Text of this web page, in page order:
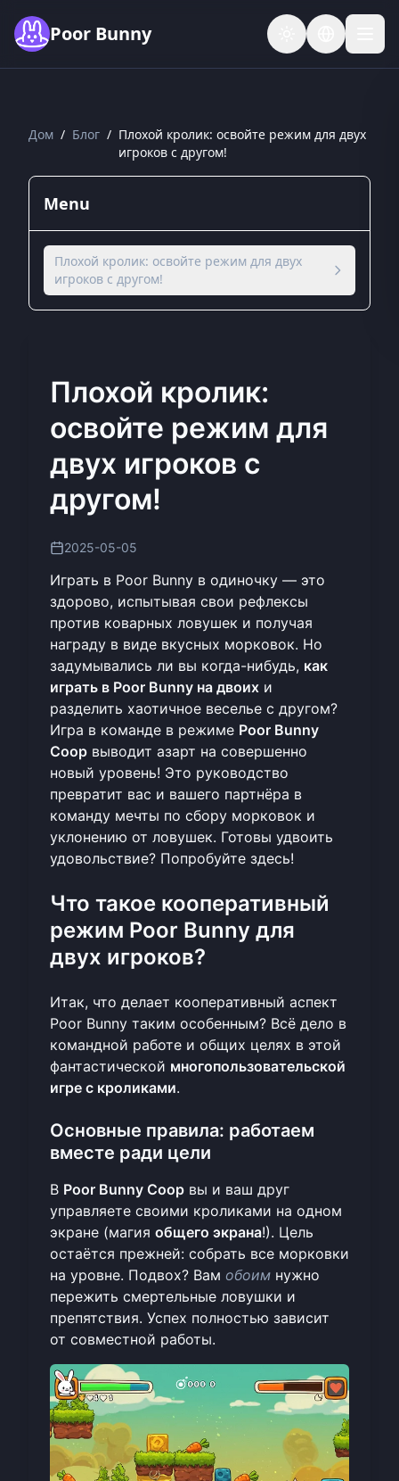
Poor Bunny
Дом / Блог / Плохой кролик: освойте режим для двух
игроков с другом!
Menu
Плохой кролик: освойте режим для двух
игроков с другом!
Плохой кролик:
освойте режим для
двух игроков с
другом!
2025-05-05
Играть в Poor Bunny в одиночку — это
здорово, испытывая свои рефлексы
против коварных ловушек и получая
награду в виде вкусных морковок. Но
задумывались ли вы когда-нибудь, как
играть в Poor Bunny на двоих и
разделить хаотичное веселье с другом?
Игра в команде в режиме Poor Bunny
Coop выводит азарт на совершенно
новый уровень! Это руководство
превратит вас и вашего партнёра в
команду мечты по сбору морковок и
уклонению от ловушек. Готовы удвоить
удовольствие? Попробуйте здесь!
Что такое кооперативный
режим Poor Bunny для
двух игроков?
Итак, что делает кооперативный аспект
Poor Bunny таким особенным? Всё дело в
командной работе и общих целях в этой
фантастической многопользовательской
игре с кроликами.
Основные правила: работаем
вместе ради цели
В Poor Bunny Coop вы и ваш друг
управляете своими кроликами на одном
экране (магия общего экрана!). Цель
остаётся прежней: собрать все морковки
на уровне. Подвох? Вам обоим нужно
пережить смертельные ловушки и
препятствия. Успех полностью зависит
от совместной работы.